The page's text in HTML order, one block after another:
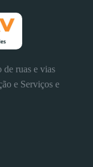
de ruas e vias
e Serviços e